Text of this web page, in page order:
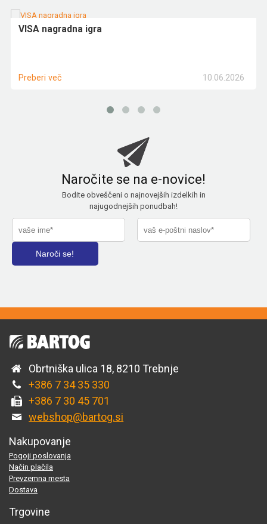
VISA nagradna igra
10.06.2026
Preberi več
Naročite se na e-novice!
Bodite obveščeni o najnovejših izdelkih in
najugodnejših ponudbah!
Obrtniška ulica 18, 8210 Trebnje
+386 7 34 35 330
+386 7 30 45 701
webshop@bartog.si
Nakupovanje
Pogoji poslovanja
Način plačila
Prevzemna mesta
Dostava
Trgovine